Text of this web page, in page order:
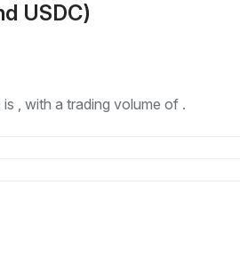
USDC)
, with a trading volume of .